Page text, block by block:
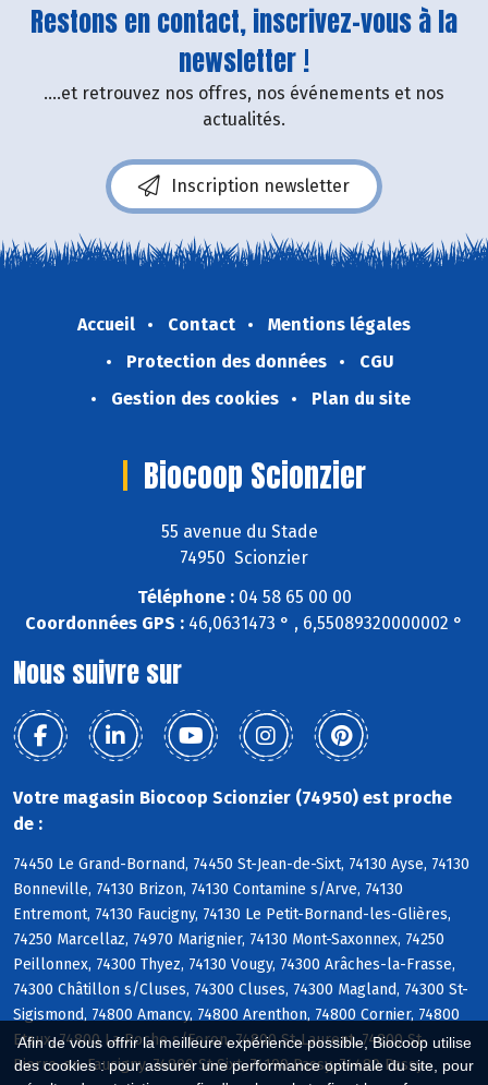
Afin de vous offrir la meilleure expérience possible, Biocoop utilise
des cookies : pour assurer une performance optimale du site, pour
Restons en contact, inscrivez-vous à la
newsletter !
....et retrouvez nos offres, nos événements et nos
actualités.
Inscription newsletter
Accueil Contact
Mentions légales
Protection des données
CGU
Gestion des cookies
Plan du site
Biocoop Scionzier
55 avenue du Stade
74950 Scionzier
Téléphone :04 58 65 00 00
Coordonnées GPS : 46,0631473 ° , 6,55089320000002 °
Nous suivre sur
Votre magasin Biocoop Scionzier (74950) est proche
de :
74450 Le Grand-Bornand, 74450 St-Jean-de-Sixt, 74130 Ayse, 74130
Bonneville, 74130 Brizon, 74130 Contamine s/Arve, 74130
Entremont, 74130 Faucigny, 74130 Le Petit-Bornand-les-Glières,
74250 Marcellaz, 74970 Marignier, 74130 Mont-Saxonnex, 74250
Peillonnex, 74300 Thyez, 74130 Vougy, 74300 Arâches-la-Frasse,
74300 Châtillon s/Cluses, 74300 Cluses, 74300 Magland, 74300 St-
Sigismond, 74800 Amancy, 74800 Arenthon, 74800 Cornier, 74800
Etaux, 74800 La Roche s/Foron, 74800 St-Laurent, 74800 St-
Pierre-en-Faucigny, 74800 St-Sixt, 74190 Passy, 74480 Passy